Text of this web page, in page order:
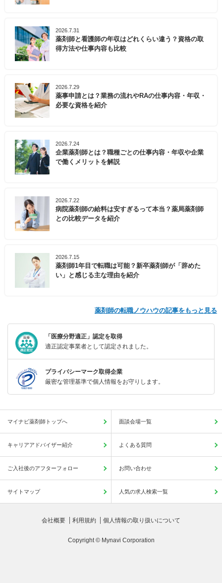
2026.7.31
薬剤師と看護師の年収はどれくらい違う？資格の取
得方法や仕事内容も比較
2026.7.29
薬事申請とは？業務の流れやRAの仕事内容・年収・
必要な資格を紹介
2026.7.24
企業薬剤師とは？職種ごとの仕事内容・年収や企業
で働くメリットを解説
2026.7.22
病院薬剤師の給料は安すぎるって本当？薬局薬剤師
との比較データを紹介
2026.7.15
薬剤師1年目で転職は可能？新卒薬剤師が「辞めた
い」と感じる主な理由を紹介
薬剤師の転職ノウハウの記事をもっと見る
「医療分野適正」認定を取得
適正認定事業者として認定されました。
プライバシーマーク取得企業
厳密な管理基準で個人情報をお守りします。
マイナビ薬剤師トップへ 面談会場一覧
キャリアアドバイザー紹介 よくある質問
ご入社後のアフターフォロー お問い合わせ
サイトマップ 人気の求人検索一覧
会社概要 利用規約 個人情報の取り扱いについて
Copyright © Mynavi Corporation